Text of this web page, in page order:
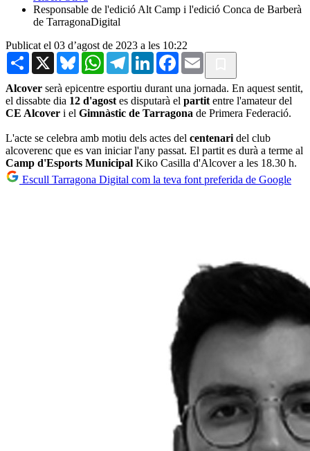
Responsable de l'edició Alt Camp i l'edició Conca de Barberà
de TarragonaDigital
Publicat el 03 d’agost de 2023 a les 10:22
Share X BlueskyWhatsAppTelegramLinkedInFacebook
Email
Alcover serà epicentre esportiu durant una jornada. En aquest sentit,
el dissabte dia 12 d'agost es disputarà el partit entre l'amateur del
CE Alcover i el Gimnàstic de Tarragona de Primera Federació.
L'acte se celebra amb motiu dels actes del centenari del club
alcoverenc que es van iniciar l'any passat. El partit es durà a terme al
Camp d'Esports Municipal Kiko Casilla d'Alcover a les 18.30 h.
Escull Tarragona Digital com la teva font preferida de Google